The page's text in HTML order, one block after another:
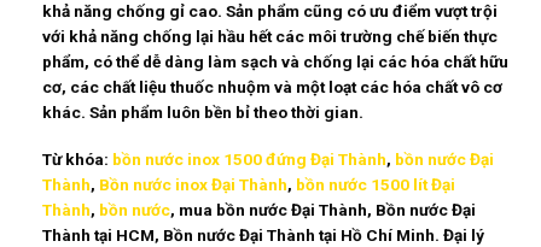
khả năng chống gỉ cao. Sản phẩm cũng có ưu điểm vượt trội
với khả năng chống lại hầu hết các môi trường chế biến thực
phẩm, có thể dễ dàng làm sạch và chống lại các hóa chất hữu
cơ, các chất liệu thuốc nhuộm và một loạt các hóa chất vô cơ
khác. Sản phẩm luôn bền bỉ theo thời gian.
Từ khóa: bồn nước inox 1500 đứng Đại Thành, bồn nước Đại
Thành, Bồn nước inox Đại Thành, bồn nước 1500 lít Đại
Thành, bồn nước, mua bồn nước Đại Thành, Bồn nước Đại
Thành tại HCM, Bồn nước Đại Thành tại Hồ Chí Minh. Đại lý